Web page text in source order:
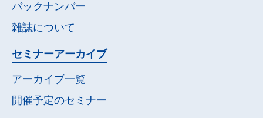
バックナンバー
雑誌について
セミナーアーカイブ
アーカイブ一覧
開催予定のセミナー